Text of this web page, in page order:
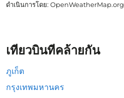
ดำเนินการโดย: OpenWeatherMap.org
เที่ยวบินที่คล้ายกัน
ภูเก็ต
กรุงเทพมหานคร